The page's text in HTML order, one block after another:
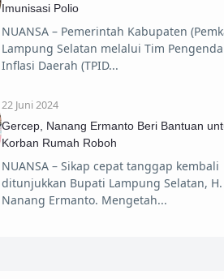
Imunisasi Polio
NUANSA – Pemerintah Kabupaten
Lampung Selatan melalui Tim
Inflasi Daerah (TPID
22 Juni 2024
Gercep, Nanang Ermanto Beri Bantuan
Korban Rumah Roboh
NUANSA – Sikap cepat tanggap kembali
ditunjukkan Bupati Lampung Selatan, H.
Nanang Ermanto. Mengetah